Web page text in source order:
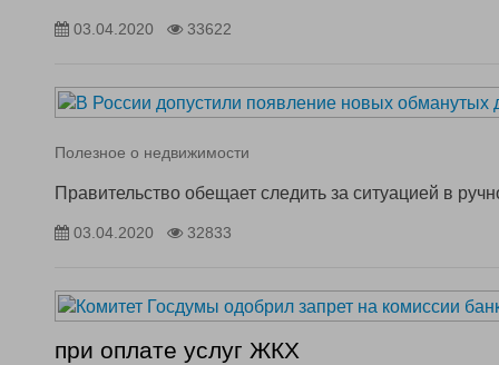
03.04.2020 33622
Полезное о недвижимости
Правительство обещает следить за ситуацией в
03.04.2020 32833
при оплате услуг ЖКХ